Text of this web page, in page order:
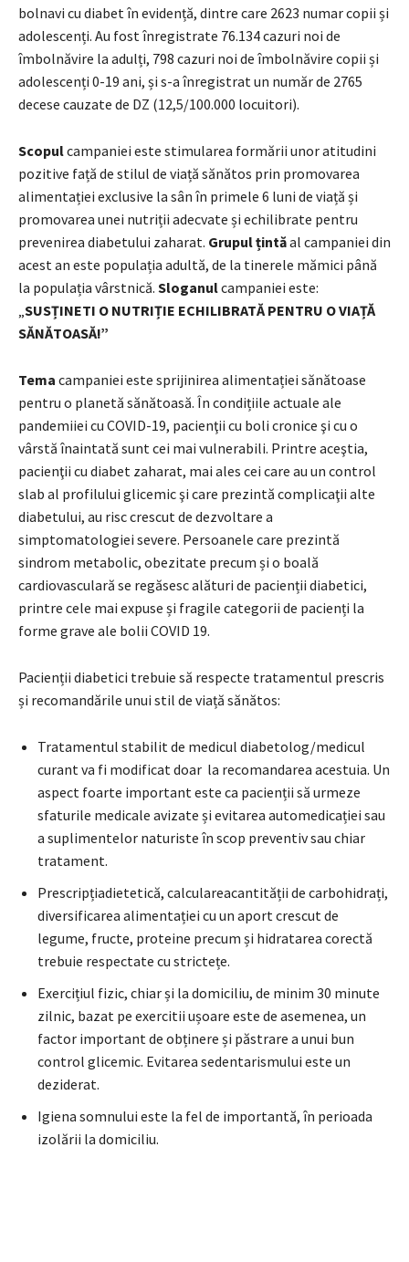
bolnavi cu diabet în evidență, dintre care 2623 numar copii și
adolescenți. Au fost înregistrate 76.134 cazuri noi de
îmbolnăvire la adulți, 798 cazuri noi de îmbolnăvire copii și
adolescenți 0-19 ani, și s-a înregistrat un număr de 2765
decese cauzate de DZ (12,5/100.000 locuitori).
Scopulcampaniei este stimularea formării unor atitudini
pozitive față de stilul de viață sănătos prin promovarea
alimentației exclusive la sân în primele 6 luni de viață și
promovarea unei nutriții adecvate și echilibrate pentru
prevenirea diabetului zaharat. Grupul țintăal campaniei din
acest an este populația adultă, de la tinerele mămici până
la populația vârstnică. Sloganulcampaniei este:
SUSȚINETI O NUTRIȚIE ECHILIBRATĂ PENTRU O VIAȚĂ
SĂNĂTOASĂ!”
Tema campaniei este sprijinirea alimentației sănătoase
pentru o planetă sănătoasă. În condițiile actuale ale
pandemiiei cu COVID-19, pacienţii cu boli cronice şi cu o
vârstă înaintată sunt cei mai vulnerabili. Printre aceştia,
pacienţii cu diabet zaharat, mai ales cei care au un control
slab al profilului glicemic şi care prezintă complicaţii alte
diabetului, au risc crescut de dezvoltare a
simptomatologiei severe. Persoanele care prezintă
sindrom metabolic, obezitate precum și o boală
cardiovasculară se regăsesc alături de pacienții diabetici,
printre cele mai expuse și fragile categorii de pacienți la
forme grave ale bolii COVID 19.
Pacienții diabetici trebuie să respecte tratamentul prescris
și recomandările unui stil de viață sănătos:
Tratamentul stabilit de medicul diabetolog/medicul
curant va fi modificat doar la recomandarea acestuia. Un
aspect foarte important este ca pacienții să urmeze
sfaturile medicale avizate și evitarea automedicației sau
a suplimentelor naturiste în scop preventiv sau chiar
tratament.
Prescripțiadietetică, calculareacantității de carbohidrați,
diversificarea alimentației cu un aport crescut de
legume, fructe, proteine precum și hidratarea corectă
trebuie respectate cu strictețe.
Exercițiul fizic, chiar și la domiciliu, de minim 30 minute
zilnic, bazat pe exercitii ușoare este de asemenea, un
factor important de obținere și păstrare a unui bun
control glicemic. Evitarea sedentarismului este un
deziderat.
Igiena somnului este la fel de importantă, în perioada
izolării la domiciliu.